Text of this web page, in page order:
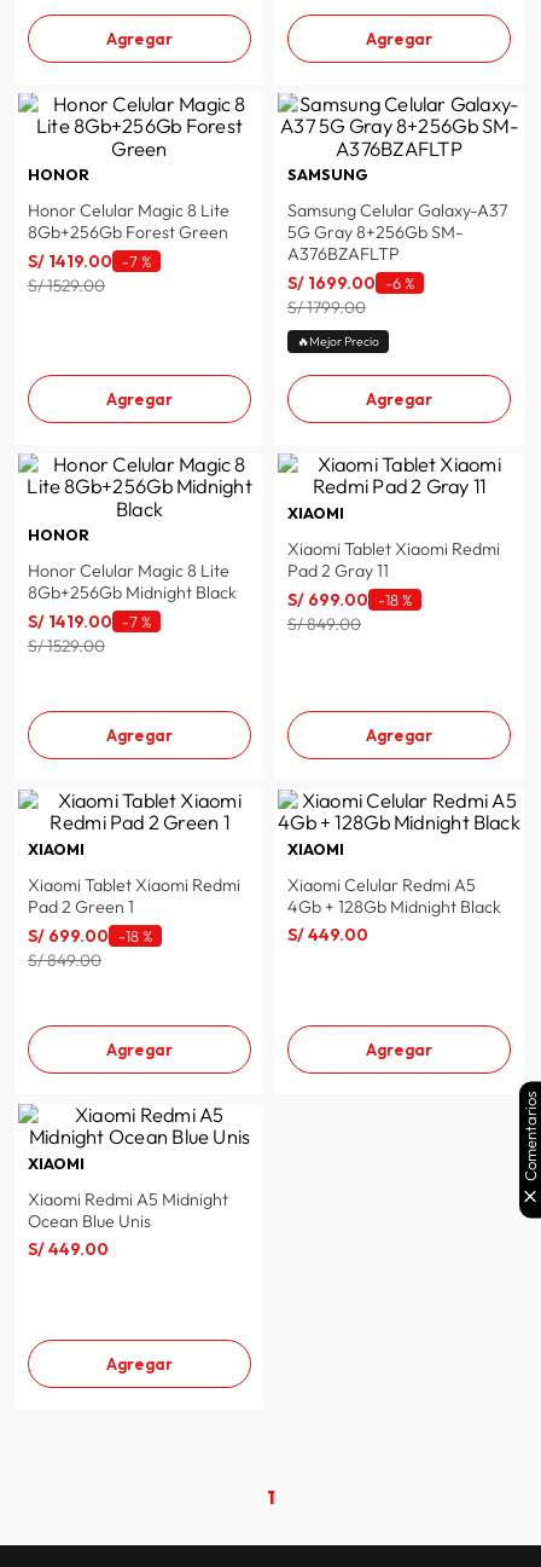
Agregar Agregar
HONOR
Honor Celular Magic 8 Lite
8Gb+256Gb Forest Green
S/ 1419.00 -7 %
S/ 1529.00
Agregar
SAMSUNG
Samsung Celular Galaxy-A37
5G Gray 8+256Gb SM-
A376BZAFLTP
S/ 1699.00 -6 %
S/ 1799.00
🔥Mejor Precio
Agregar
HONOR
Honor Celular Magic 8 Lite
8Gb+256Gb Midnight Black
S/ 1419.00 -7 %
S/ 1529.00
Agregar
XIAOMI
Xiaomi Tablet Xiaomi Redmi
Pad 2 Gray 11
S/ 699.00 -18 %
S/ 849.00
Agregar
XIAOMI
Xiaomi Tablet Xiaomi Redmi
Pad 2 Green 1
S/ 699.00 -18 %
S/ 849.00
Agregar
XIAOMI
Xiaomi Celular Redmi A5
4Gb + 128Gb Midnight Black
S/449.00
Agregar
XIAOMI
Xiaomi Redmi A5 Midnight
Ocean Blue Unis
S/449.00
Agregar
1
Comentarios